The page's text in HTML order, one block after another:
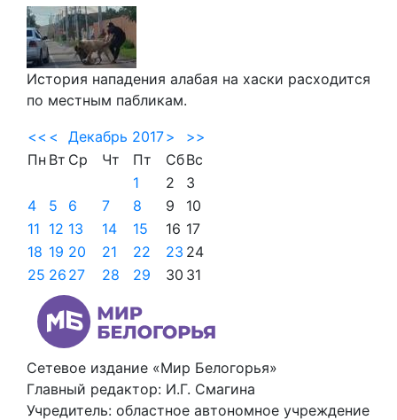
История нападения алабая на хаски расходится
по местным пабликам.
<< < Декабрь 2017>
>>
Пн Вт Ср Чт Пт СбВс
1
2
3
4
5 6 7 8 9
10
11 12 13 14 15 16 17
18 19 20 21 22 23 24
25 26 27 28 29 30 31
Сетевое издание «Мир Белогорья»
Главный редактор: И.Г. Смагина
Учредитель: областное автономное учреждение